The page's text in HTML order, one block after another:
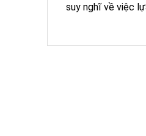
suy nghĩ về việc